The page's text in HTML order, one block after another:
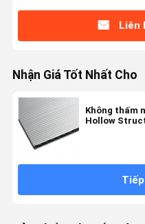
Liên
Nhận Giá Tốt Nhất Cho
Không thấm
Hollow